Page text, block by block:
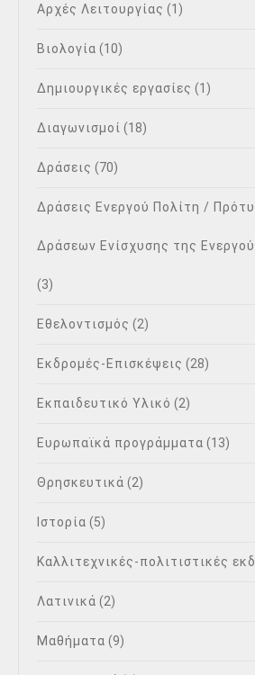
Αρχές Λειτουργίας (1)
Βιολογία (10)
Δημιουργικές εργασίες (1)
Διαγωνισμοί (18)
Δράσεις (70)
Δράσεις Ενεργού Πολίτη /
Δράσεων Ενίσχυσης της
(3)
Εθελοντισμός (2)
Εκδρομές-Επισκέψεις (28)
Εκπαιδευτικό Υλικό (2)
Ευρωπαϊκά προγράμματα (13)
Θρησκευτικά (2)
Ιστορία (5)
Καλλιτεχνικές-πολιτιστικές
Λατινικά (2)
Μαθήματα (9)